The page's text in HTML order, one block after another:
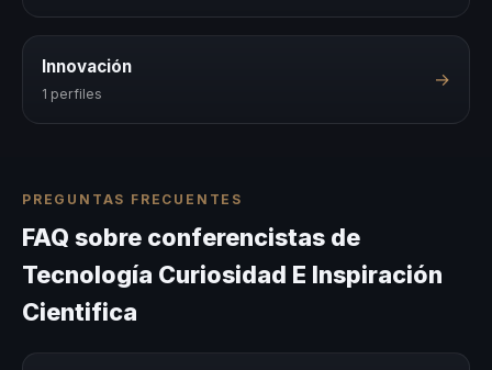
Innovación
1 perfiles
→
PREGUNTAS FRECUENTES
FAQ sobre conferencistas de
Tecnología Curiosidad E Inspiración
Cientifica